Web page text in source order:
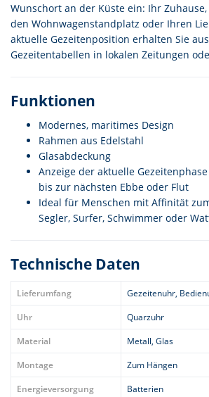
Wunschort an der Küste ein: Ihr
den Wohnwagenstandplatz oder Ihren
aktuelle Gezeitenposition erhalten Sie
Gezeitentabellen in lokalen Zeitungen
Funktionen
Modernes, maritimes Design
Rahmen aus Edelstahl
Glasabdeckung
Anzeige der aktuelle
bis zur nächsten Ebbe oder Flut
Ideal für Menschen mit Affinität
Segler, Surfer, Schwimmer oder
Technische Daten
Lieferumfang
Gezeitenuhr,
Uhr
Quarzuhr
Material
Metall, Glas
Montage
Zum Hängen
Energieversorgung
Batterien